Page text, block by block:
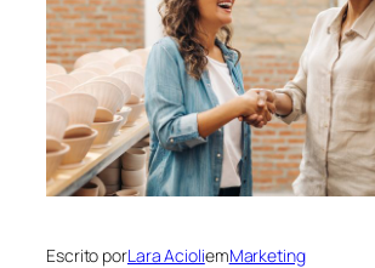
Escrito porLara AcioliemMarketing